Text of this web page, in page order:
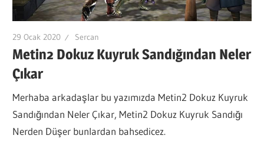
29 Ocak 2020 Sercan
Metin2 Dokuz Kuyruk Sandığından Neler
Çıkar
Merhaba arkadaşlar bu yazımızda Metin2 Dokuz Kuyruk
Sandığından Neler Çıkar, Metin2 Dokuz Kuyruk Sandığı
Nerden Düşer bunlardan bahsedicez.